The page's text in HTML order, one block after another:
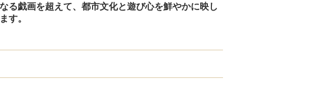
る戯画を超えて、都市文化と遊び心を鮮やかに映し
す。